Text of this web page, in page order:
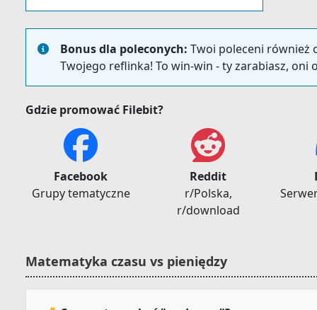
Bonus dla poleconych: Twoi poleceni również
Twojego reflinka! To win-win - ty zarabiasz, oni
Gdzie promować Filebit?
Facebook
Grupy tematyczne
Reddit
r/Polska,
r/download
Matematyka czasu vs pieniędzy